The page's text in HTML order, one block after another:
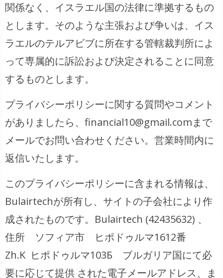
関係なく、イスラエル国の法律に準拠するもの
とします。そのような主張および争いは、イス
ラエルのテルアビブに所在する管轄裁判所によ
って専属的に訴訟および決定されることに同意
するものとします。
プライバシーポリシーに関する質問やコメント
がありましたら、financial10@gmail.comまで
メールでお問い合わせください。営業時間内に
返信いたします。
このプライバシーポリシーに含まれる情報は、
Bulairtechが所有し、サイトの子会社により作
成されたものです。Bulairtech (42435632) 、
住所 ソフィア市 ヒポドゥルマ1612番
Zh.K ヒポドゥルマ103Б ブルガリア国にて必
要に応じて提供 された電子メールアドレス、ま